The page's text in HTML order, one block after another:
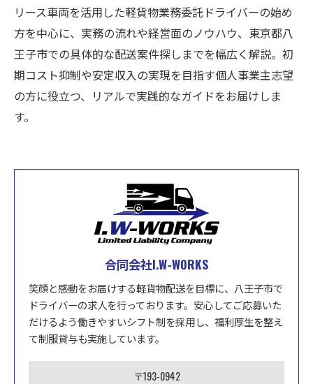
リース車両を活用した軽貨物業務委託ドライバーの始め
方を中心に、実務の流れや経営面のノウハウ、東京都八
王子市での具体的な配送案件探しまでを幅広く解説。初
期コスト抑制や安定収入の実現を目指す個人事業主志望
の方に役立つ、リアルで実践的なガイドをお届けしま
す。
合同会社I.W-WORKS
笑顔と感動をお届けする軽貨物配送を目標に、八王子市で
ドライバーの求人を行っております。安心してご応募いた
だけるよう働きやすいシフト制を採用し、福利厚生を整え
て制服貸与も実施しています。
〒193-0942